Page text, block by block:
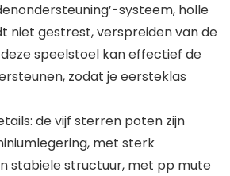
systeem, holle
niet gestrest, verspreiden van de
speelstoel kan effectief de
zodat je eersteklas
de vijf sterren poten zijn
met sterk
stabiele structuur, met pp mute